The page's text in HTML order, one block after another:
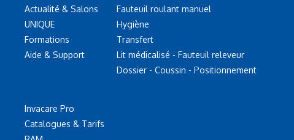
Actualité & Salons
UNIQUE
Formations
Aide & Support
Invacare Pro
Catalogues & Tarifs
Fauteuil roulant manuel
Hygiène
Transfert
Lit médicalisé - Fauteuil releveur
Dossier - Coussin - Positionnement